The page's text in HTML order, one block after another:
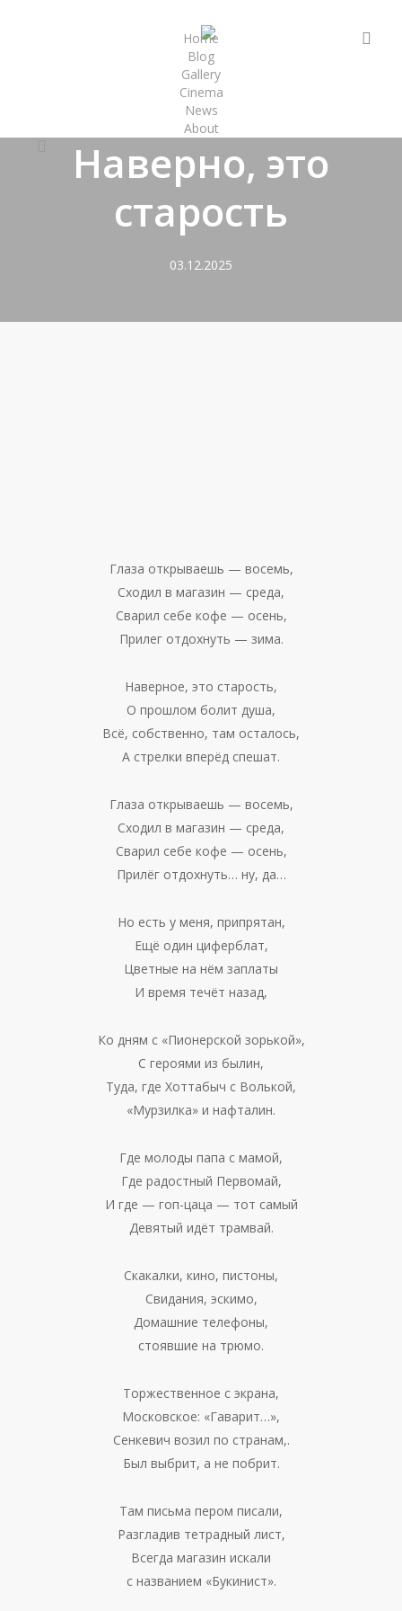
Home
Blog
Gallery
Cinema
News
About
Стихи
Наверно, это
старость
03.12.2025
Глаза открываешь — восемь,
Сходил в магазин — среда,
Сварил себе кофе — осень,
Прилег отдохнуть — зима.
Наверное, это старость,
О прошлом болит душа,
Всё, собственно, там осталось,
А стрелки вперёд спешат.
Глаза открываешь — восемь,
Сходил в магазин — среда,
Сварил себе кофе — осень,
Прилёг отдохнуть… ну, да…
Но есть у меня, припрятан,
Ещё один циферблат,
Цветные на нём заплаты
И время течёт назад,
Ко дням с «Пионерской зорькой»,
С героями из былин,
Туда, где Хоттабыч с Волькой,
«Мурзилка» и нафталин.
Где молоды папа с мамой,
Где радостный Первомай,
И где — гоп-цаца — тот самый
Девятый идёт трамвай.
Скакалки, кино, пистоны,
Свидания, эскимо,
Домашние телефоны,
стоявшие на трюмо.
Торжественное с экрана,
Московское: «Гаварит…»,
Сенкевич возил по странам,.
Был выбрит, а не побрит.
Там письма пером писали,
Разгладив тетрадный лист,
Всегда магазин искали
с названием «Букинист».